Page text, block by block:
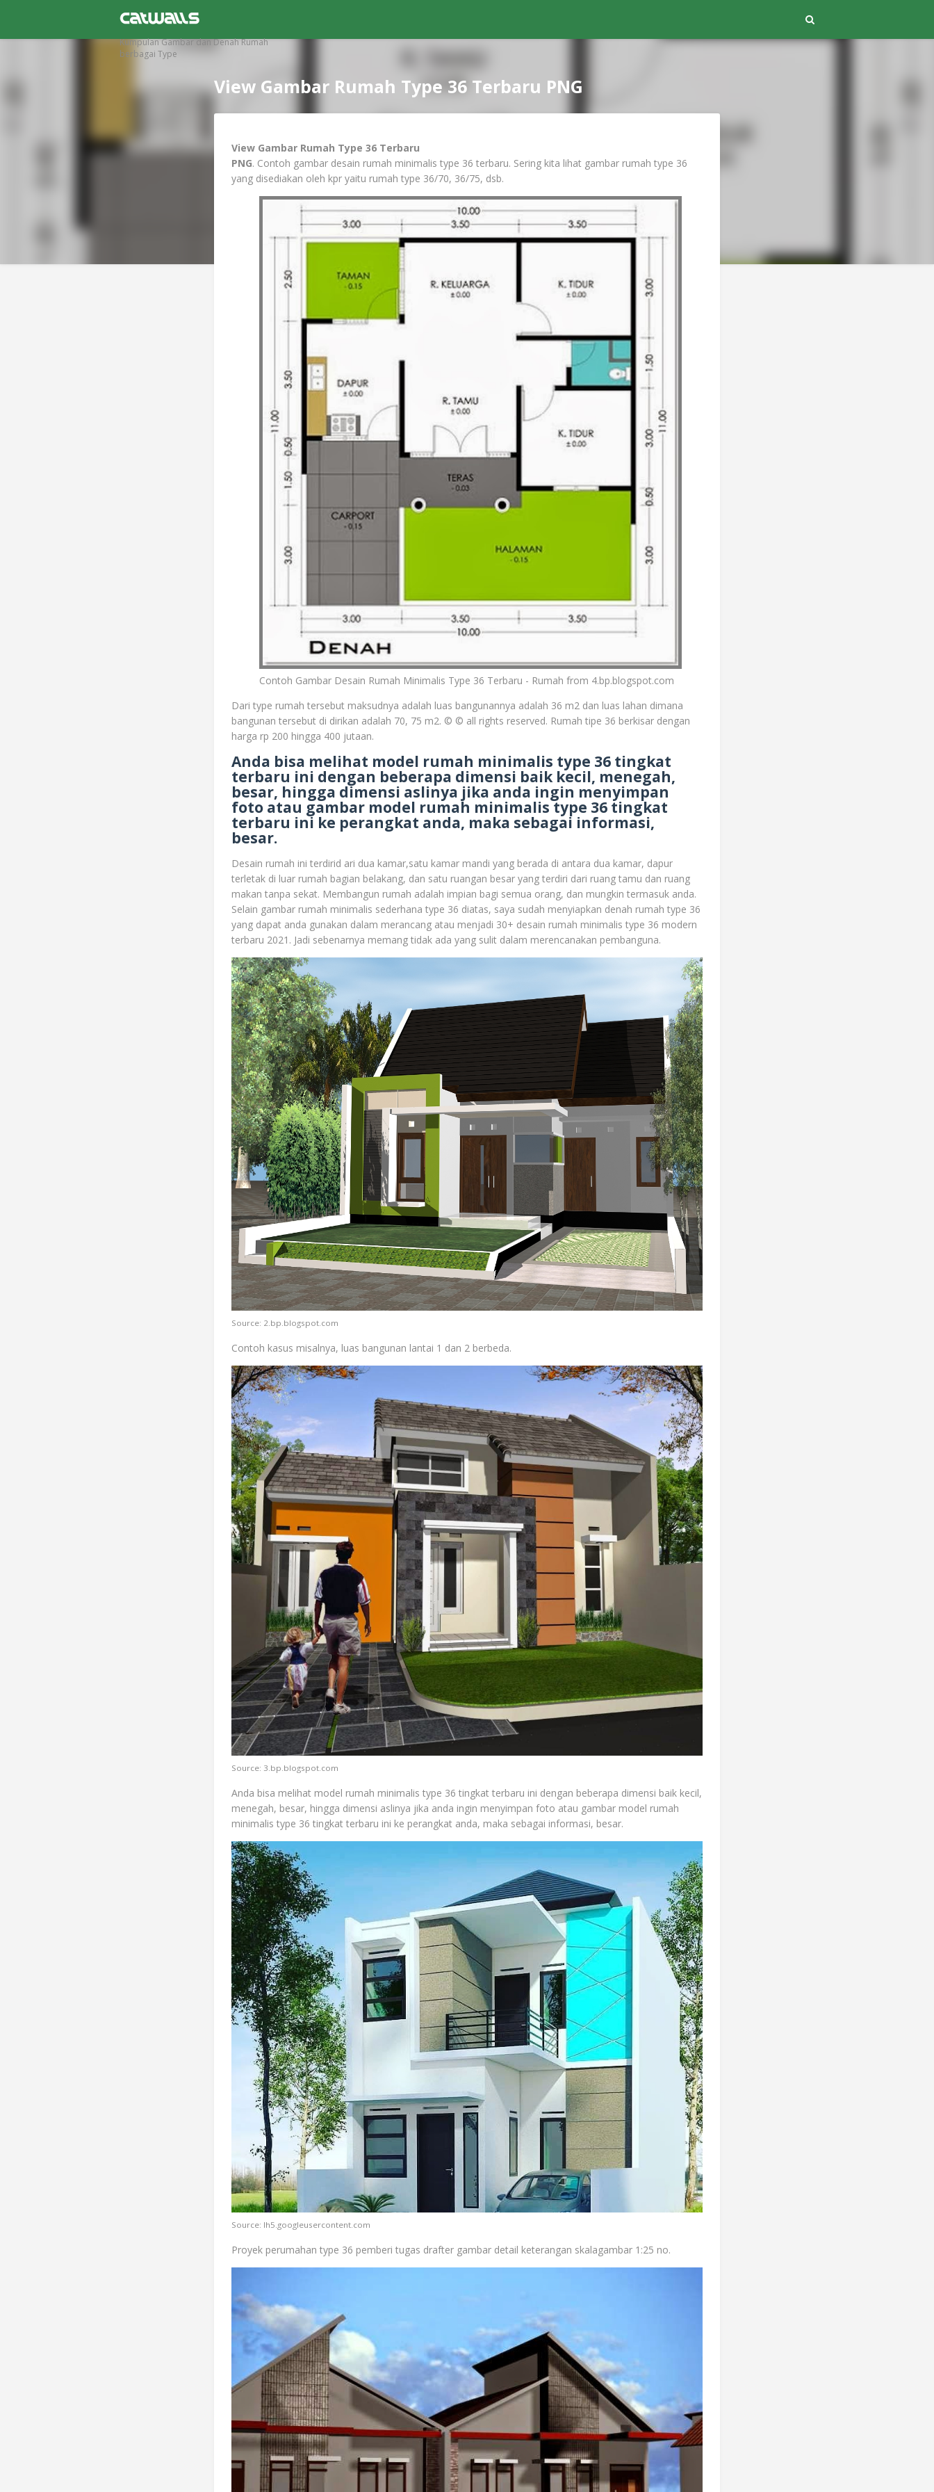
Kumpulan Gambar dan Denah Rumah
berbagai Type
View Gambar Rumah Type 36 Terbaru PNG
View Gambar Rumah Type 36 Terbaru
PNG. Contoh gambar desain rumah minimalis type 36 terbaru. Sering kita lihat gambar rumah type 36
yang disediakan oleh kpr yaitu rumah type 36/70, 36/75, dsb.
Contoh Gambar Desain Rumah Minimalis Type 36 Terbaru - Rumah from 4.bp.blogspot.com
Dari type rumah tersebut maksudnya adalah luas bangunannya adalah 36 m2 dan luas lahan dimana
bangunan tersebut di dirikan adalah 70, 75 m2. © © all rights reserved. Rumah tipe 36 berkisar dengan
harga rp 200 hingga 400 jutaan.
Anda bisa melihat model rumah minimalis type 36 tingkat
terbaru ini dengan beberapa dimensi baik kecil, menegah,
besar, hingga dimensi aslinya jika anda ingin menyimpan
foto atau gambar model rumah minimalis type 36 tingkat
terbaru ini ke perangkat anda, maka sebagai informasi,
besar.
Desain rumah ini terdirid ari dua kamar,satu kamar mandi yang berada di antara dua kamar, dapur
terletak di luar rumah bagian belakang, dan satu ruangan besar yang terdiri dari ruang tamu dan ruang
makan tanpa sekat. Membangun rumah adalah impian bagi semua orang, dan mungkin termasuk anda.
Selain gambar rumah minimalis sederhana type 36 diatas, saya sudah menyiapkan denah rumah type 36
yang dapat anda gunakan dalam merancang atau menjadi 30+ desain rumah minimalis type 36 modern
terbaru 2021. Jadi sebenarnya memang tidak ada yang sulit dalam merencanakan pembanguna.
Source: 2.bp.blogspot.com
Contoh kasus misalnya, luas bangunan lantai 1 dan 2 berbeda.
Source: 3.bp.blogspot.com
Anda bisa melihat model rumah minimalis type 36 tingkat terbaru ini dengan beberapa dimensi baik kecil,
menegah, besar, hingga dimensi aslinya jika anda ingin menyimpan foto atau gambar model rumah
minimalis type 36 tingkat terbaru ini ke perangkat anda, maka sebagai informasi, besar.
Source: lh5.googleusercontent.com
Proyek perumahan type 36 pemberi tugas drafter gambar detail keterangan skalagambar 1:25 no.